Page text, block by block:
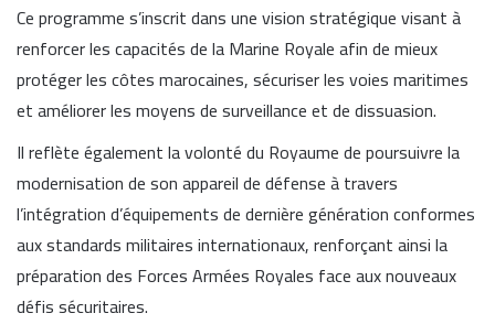
Ce programme s’inscrit dans une vision stratégique visant à
renforcer les capacités de la Marine Royale afin de mieux
protéger les côtes marocaines, sécuriser les voies maritimes
et améliorer les moyens de surveillance et de dissuasion.
Il reflète également la volonté du Royaume de poursuivre la
modernisation de son appareil de défense à travers
l’intégration d’équipements de dernière génération conformes
aux standards militaires internationaux, renforçant ainsi la
préparation des Forces Armées Royales face aux nouveaux
défis sécuritaires.